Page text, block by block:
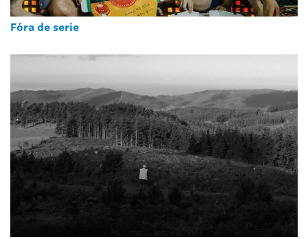
Fóra de serie